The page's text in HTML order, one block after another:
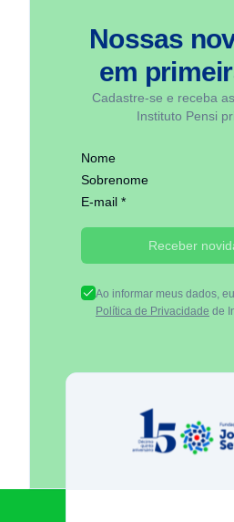
Nossas
em
Cadastre-se e receba
Instituto Pensi
Nome
Sobrenome
E-mail *
Receber
Ao informar meus dados,
Política de Privacidade de